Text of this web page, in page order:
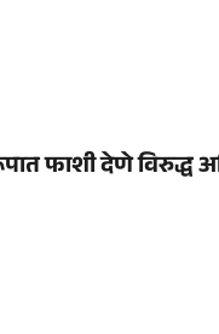
फाशी देणे विरुद्ध